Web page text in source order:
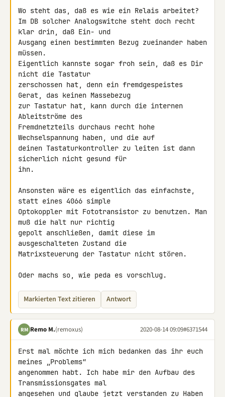
Wo steht das, daß es wie ein Relais arbeitet?
Im DB solcher Analogswitche steht doch recht
klar drin, daß Ein- und
Ausgang einen bestimmten Bezug zueinander haben
müssen.
Eigentlich kannste sogar froh sein, daß es Dir
nicht die Tastatur
zerschossen hat, denn ein fremdgespeistes
Gerat, das keinen Massebezug
zur Tastatur hat, kann durch die internen
Ableitströme des
Fremdnetzteils durchaus recht hohe
Wechselspannung haben, und die auf
deinen Tastaturkontroller zu leiten ist dann
sicherlich nicht gesund für
ihn.
Ansonsten wäre es eigentlich das einfachste,
statt eines 4066 simple
Optokoppler mit Fototransistor zu benutzen. Man
muß die halt nur richtig
gepolt anschließen, damit diese im
ausgeschalteten Zustand die
Matrixsteuerung der Tastatur nicht stören.
Oder machs so, wie peda es vorschlug.
Markierten Text zitieren Antwort
RM Remo M.(remoxus) 2020-08-14 09:09#6371544
Erst mal möchte ich mich bedanken das ihr euch
meines „Problems“
angenommen habt. Ich habe mir den Aufbau des
Transmissionsgates mal
angesehen und glaube jetzt verstanden zu Haben